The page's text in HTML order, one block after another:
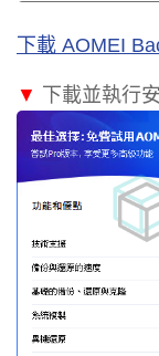
下載 AOMEI
▼ 下載並執行